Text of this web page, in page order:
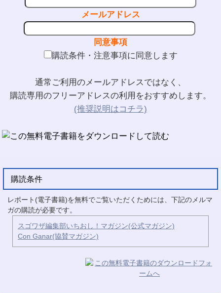
メールアドレス
同意事項
購読条件・注意事項に同意します
通常ご利用のメールアドレスではなく、
購読専用のフリーアドレスの利用をおすすめします。
(推奨説明はコチラ)
購読条件
レポート(電子書籍)を無料でご覧いただくためには、下記のメルマ
ガの購読が必要です。
スゴワザ編集部いちおし！マガジン(公式マガジン)
Con Ganar(協賛マガジン)